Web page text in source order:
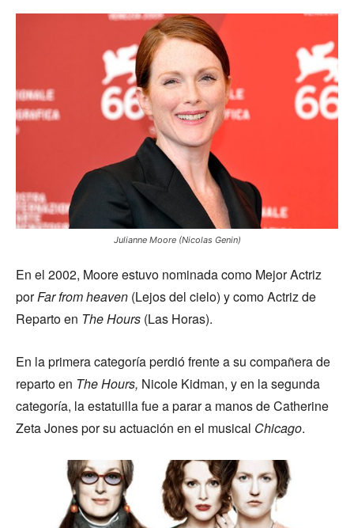
Julianne Moore (Nicolas Genin)
En el 2002, Moore estuvo nominada como Mejor Actriz
porFar from heaven (Lejos del cielo) y como Actriz de
Reparto en The Hours (Las Horas).
En la primera categoría perdió frente a su compañera de
reparto en The Hours, Nicole Kidman, y en la segunda
categoría, la estatuilla fue a parar a manos de Catherine
Zeta Jones por su actuación en el musical Chicago.